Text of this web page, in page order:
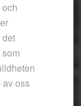
av oss